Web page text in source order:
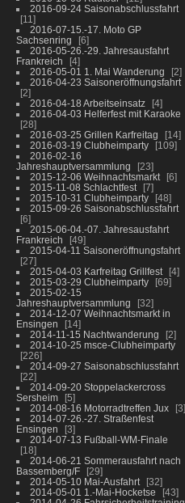
2016-09-24 Saisonabschlussfahrt
11
2016-07-15.-17. Moto GP
Sachsenring
6
2016-05-26.-29. Jahresausfahrt
Frankreich
4
2016-05-01 1. Mai Wanderung
2
2016-04-23 Saisoneröffnungsfahrt
2
2016-04-18 Arbeitseinsatz
4
2016-04-03 Helferfest mit Karaoke
28
2016-03-25 Grillen Karfreitag
14
2016-03-19 Clubheimparty
109
2016-02-16
Jahreshauptversammlung
23
2015-12-06 Weihnachtsmarkt
6
2015-11-08 Schlachtfest
7
2015-10-31 Clubheimparty
48
2015-09-26 Saisonabschlussfahrt
6
2015-06-04.-07. Jahresausfahrt
Frankreich
49
2015-04-11 Saisoneröffnungsfahrt
27
2015-04-03 Karfreitag Grillfest
4
2015-03-29 Clubheimparty
69
2015-02-15
Jahreshauptversammlung
32
2014-12-07 Weihnachtsmarkt in
Ensingen
14
2014-11-15 Nachtwanderung
2
2014-10-25 msce-Clubheimparty
226
2014-09-27 Saisonabschlussfahrt
22
2014-09-20 Stoppelackercross
Sersheim
5
2014-08-16 Motorradtreffen Jux
3
2014-07-26.-27. Straßenfest
Ensingen
3
2014-07-13 Fußball-WM-Finale
18
2014-06-21 Sommerausfahrt nach
Bassemberg/F
29
2014-05-10 Mai-Ausfahrt
32
2014-05-01 1.-Mai-Hocketse
43